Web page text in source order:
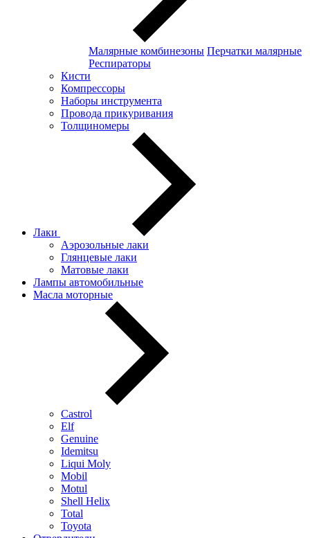
Малярные комбинезоны Перчатки малярные
Респираторы
Кисти
Компрессоры
Наборы инструмента
Провода прикуривания
Толщиномеры
Лаки
Аэрозольные лаки
Глянцевые лаки
Матовые лаки
Лампы автомобильные
Масла моторные
Castrol
Elf
Genuine
Idemitsu
Liqui Moly
Mobil
Motul
Shell Helix
Total
Toyota